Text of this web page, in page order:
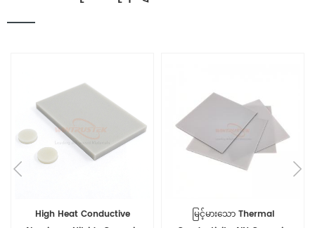
High Heat Conductive
မြင့်မားသော Thermal